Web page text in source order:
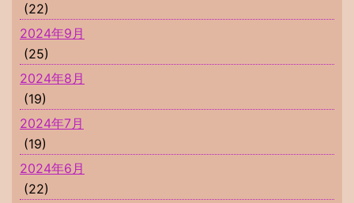
(22)
2024年9月
(25)
2024年8月
(19)
2024年7月
(19)
2024年6月
(22)